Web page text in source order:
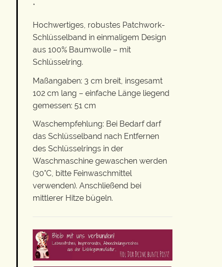
*
Hochwertiges, robustes Patchwork-
Schlüsselband in einmaligem Design
aus 100% Baumwolle – mit
Schlüsselring.
Maßangaben: 3 cm breit, insgesamt
102 cm lang – einfache Länge liegend
gemessen: 51 cm
Waschempfehlung: Bei Bedarf darf
das Schlüsselband nach Entfernen
des Schlüsselrings in der
Waschmaschine gewaschen werden
(30°C, bitte Feinwaschmittel
verwenden). Anschließend bei
mittlerer Hitze bügeln.